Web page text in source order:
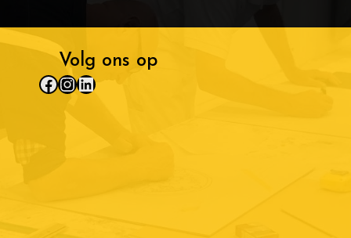
Volg ons op
Facebook
Instagram
LinkedIn